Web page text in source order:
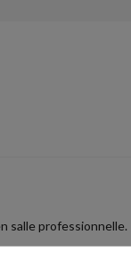
salle professionnelle.